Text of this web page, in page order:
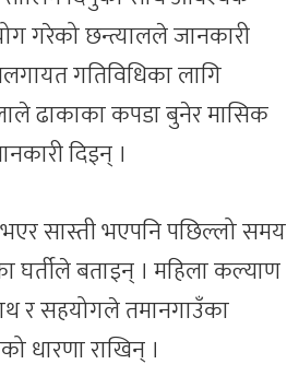
गरेको छन्त्यालले जानकारी
गतिविधिका लागि
ढाकाका कपडा बुनेर मासिक
दिइन् ।
सास्ती भएपनि पछिल्लो समय
घर्तीले बताइन् । महिला कल्याण
र सहयोगले तमानगाउँका
धारणा राखिन् ।